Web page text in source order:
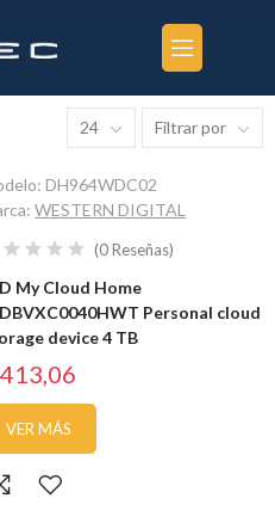
24 Filtrar por
DH964WDC02
WESTERN DIGITAL
(0Reseñas)
My Cloud Home
Personal cloud
device 4 TB
VER MÁS